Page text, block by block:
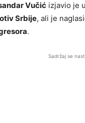
Vučić izjavio je
Srbije, ali je
.
Sadržaj se